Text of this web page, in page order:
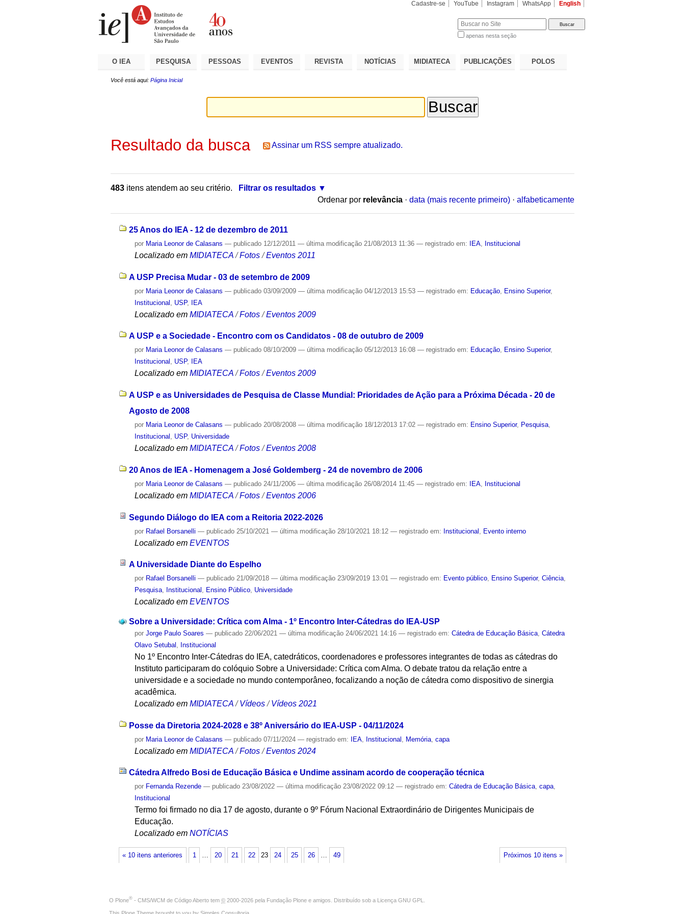
Cadastre-se YouTube Instagram WhatsApp English
apenas nesta seção
O IEA PESQUISA PESSOAS EVENTOS REVISTA NOTÍCIAS MIDIATECA PUBLICAÇÕES POLOS
Você está aqui: Página Inicial
Resultado da busca Assinar um RSS sempre atualizado.
483 itens atendem ao seu critério.
Filtrar os resultados
Ordenar por relevância · data (mais recente primeiro) · alfabeticamente
25 Anos do IEA - 12 de dezembro de 2011
por Maria Leonor de Calasans — publicado 12/12/2011— última modificação 21/08/2013 11:36— registrado em: IEA Institucional
Localizado em MIDIATECA /Fotos /Eventos 2011
A USP Precisa Mudar - 03 de setembro de 2009
por Maria Leonor de Calasans — publicado 03/09/2009— última modificação 04/12/2013 15:53— registrado em: Educação Ensino Superior,
Institucional
USP, IEA
Localizado em MIDIATECA /Fotos /Eventos 2009
A USP e a Sociedade - Encontro com os Candidatos - 08 de outubro de 2009
por Maria Leonor de Calasans — publicado 08/10/2009— última modificação 05/12/2013 16:08— registrado em: Educação, Ensino Superior,
Institucional , USP, IEA
Localizado em MIDIATECA /Fotos /Eventos 2009
A USP e as Universidades de Pesquisa de Classe Mundial: Prioridades de Ação para a Próxima Década - 20 de
Agosto de 2008
por Maria Leonor de Calasans — publicado 20/08/2008— última modificação 18/12/2013 17:02— registrado em: Ensino Superior, Pesquisa,
Institucional , USP, Universidade
Localizado em MIDIATECA /Fotos /Eventos 2008
20 Anos de IEA - Homenagem a José Goldemberg - 24 de novembro de 2006
por Maria Leonor de Calasans — publicado 24/11/2006— última modificação 26/08/2014 11:45— registrado em: IEA Institucional
Localizado em MIDIATECA /Fotos /Eventos 2006
Segundo Diálogo do IEA com a Reitoria 2022-2026
por Rafael Borsanelli — publicado 25/10/2021— última modificação 28/10/2021 18:12— registrado em: Institucional Evento interno
Localizado em EVENTOS
A Universidade Diante do Espelho
por Rafael Borsanelli — publicado 21/09/2018— última modificação 23/09/2019 13:01— registrado em: Evento público, Ensino Superior,Ciência,
Pesquisa, Institucional , Ensino Público, Universidade
Localizado em EVENTOS
Sobre a Universidade: Crítica com Alma - 1º Encontro Inter-Cátedras do IEA-USP
porJorge Paulo Soares — publicado 22/06/2021— última modificação 24/06/2021 14:16— registrado em:Cátedra de Educação Básica ,Cátedra
Olavo Setubal
Institucional
No 1º Encontro Inter-Cátedras do IEA, catedráticos, coordenadores e professores integrantes de todas as cátedras do
Instituto participaram do colóquio Sobre a Universidade: Crítica com Alma. O debate tratou da relação entre a
universidade e a sociedade no mundo contemporâneo, focalizando a noção de cátedra como dispositivo de sinergia
acadêmica.
Localizado em MIDIATECA /Vídeos /Vídeos 2021
Posse da Diretoria 2024-2028 e 38º Aniversário do IEA-USP - 04/11/2024
por Maria Leonor de Calasans — publicado 07/11/2024— registrado em: IEA Institucional Memória ,capa
Localizado em MIDIATECA /Fotos /Eventos 2024
Cátedra Alfredo Bosi de Educação Básica e Undime assinam acordo de cooperação técnica
por Fernanda Rezende — publicado 23/08/2022— última modificação 23/08/2022 09:12— registrado em:Cátedra de Educação Básica,capa,
Institucional
Termo foi firmado no dia 17 de agosto, durante o 9º Fórum Nacional Extraordinário de Dirigentes Municipais de
Educação.
Localizado em NOTÍCIAS
« 10 itens anteriores Próximos 10 itens »
1 20 21 22 23 24 25 26 49
O Plone® - CMS/WCM de Código Aberto tem © 2000-2026 pela Fundação Plone e amigos. Distribuído sob a Licença GNU GPL